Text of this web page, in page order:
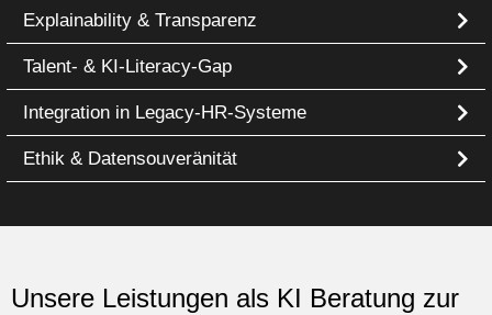
Explainability & Transparenz
Talent- & KI-Literacy-Gap
Integration in Legacy-HR-Systeme
Ethik & Datensouveränität
Unsere Leistungen als KI Beratung zur